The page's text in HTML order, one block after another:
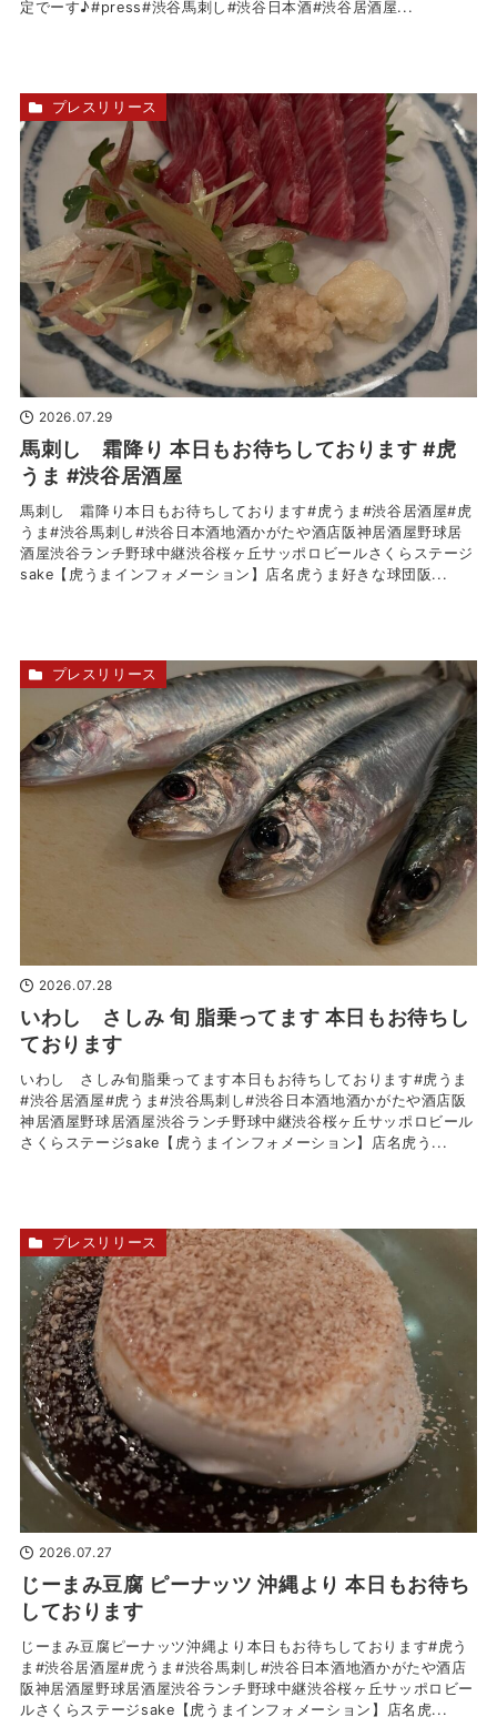
定でーす♪#press#渋谷馬刺し#渋谷日本酒#渋谷居酒屋...
2026.07.29
馬刺し 霜降り 本日もお待ちしております #虎
うま #渋谷居酒屋
馬刺し 霜降り本日もお待ちしております#虎うま#渋谷居酒屋#虎
うま#渋谷馬刺し#渋谷日本酒地酒かがたや酒店阪神居酒屋野球居
酒屋渋谷ランチ野球中継渋谷桜ヶ丘サッポロビールさくらステージ
sake【虎うまインフォメーション】店名虎うま好きな球団阪...
プレスリリース
2026.07.28
いわし さしみ 旬 脂乗ってます 本日もお待ちし
ております
いわし さしみ旬脂乗ってます本日もお待ちしております#虎うま
#渋谷居酒屋#虎うま#渋谷馬刺し#渋谷日本酒地酒かがたや酒店阪
神居酒屋野球居酒屋渋谷ランチ野球中継渋谷桜ヶ丘サッポロビール
さくらステージsake【虎うまインフォメーション】店名虎う...
プレスリリース
2026.07.27
じーまみ豆腐 ピーナッツ 沖縄より 本日もお待ち
しております
じーまみ豆腐ピーナッツ沖縄より本日もお待ちしております#虎う
ま#渋谷居酒屋#虎うま#渋谷馬刺し#渋谷日本酒地酒かがたや酒店
阪神居酒屋野球居酒屋渋谷ランチ野球中継渋谷桜ヶ丘サッポロビー
ルさくらステージsake【虎うまインフォメーション】店名虎...
プレスリリース